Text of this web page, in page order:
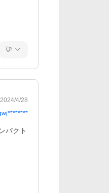
2024/4/28
パクト